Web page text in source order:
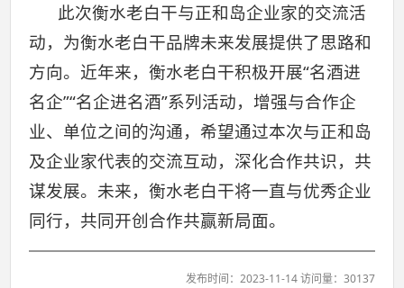
此次衡水老白干与正和岛企业家的交流活
动，为衡水老白干品牌未来发展提供了思路和
方向。近年来，衡水老白干积极开展“名酒进
名企”“名企进名酒”系列活动，增强与合作企
业、单位之间的沟通，希望通过本次与正和岛
及企业家代表的交流互动，深化合作共识，共
谋发展。未来，衡水老白干将一直与优秀企业
同行，共同开创合作共赢新局面。
发布时间：2023-11-14 访问量：30137